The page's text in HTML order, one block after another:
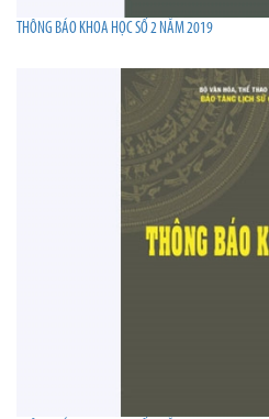
THÔNG BÁO KHOA HỌC SỐ 2 NĂM 2019